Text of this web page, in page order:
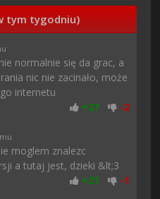
tym tygodniu)
normalnie się da grac, a
nic nie zacinało, może
internetu
+27 -2
moglem znalezc
a tutaj jest, dzieki &lt;3
+27 -1